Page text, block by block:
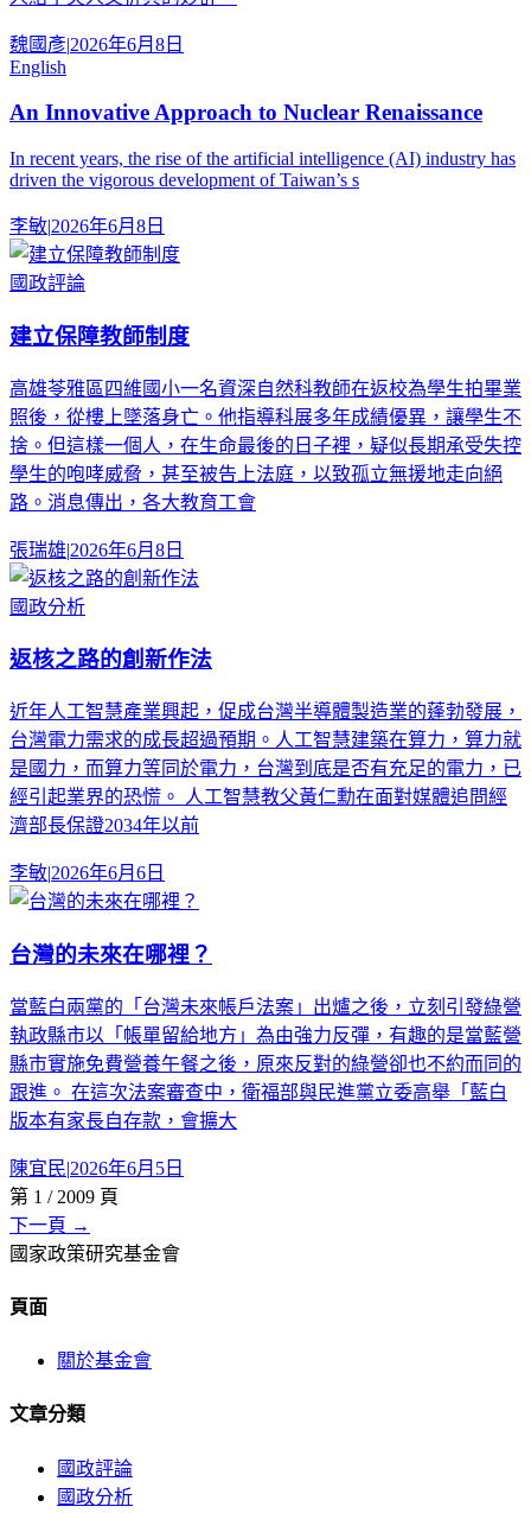
魏國彥|2026年6月8日
English
An Innovative Approach to Nuclear Renaissance
In recent years, the rise of the artificial intelligence (AI) industry has
driven the vigorous development of Taiwan’s s
李敏|2026年6月8日
國政評論
建立保障教師制度
高雄苓雅區四維國小一名資深自然科教師在返校為學生拍畢業
照後，從樓上墜落身亡。他指導科展多年成績優異，讓學生不
捨。但這樣一個人，在生命最後的日子裡，疑似長期承受失控
學生的咆哮威脅，甚至被告上法庭，以致孤立無援地走向絕
路。消息傳出，各大教育工會
張瑞雄|2026年6月8日
國政分析
返核之路的創新作法
近年人工智慧產業興起，促成台灣半導體製造業的蓬勃發展，
台灣電力需求的成長超過預期。人工智慧建築在算力，算力就
是國力，而算力等同於電力，台灣到底是否有充足的電力，已
經引起業界的恐慌。 人工智慧教父黃仁勳在面對媒體追問經
濟部長保證2034年以前
李敏|2026年6月6日
台灣的未來在哪裡？
當藍白兩黨的「台灣未來帳戶法案」出爐之後，立刻引發綠營
執政縣市以「帳單留給地方」為由強力反彈，有趣的是當藍營
縣市實施免費營養午餐之後，原來反對的綠營卻也不約而同的
跟進。 在這次法案審查中，衛福部與民進黨立委高舉「藍白
版本有家長自存款，會擴大
陳宜民|2026年6月5日
第 1 / 2009 頁
下一頁 →
國家政策研究基金會
頁面
關於基金會
文章分類
國政評論
國政分析